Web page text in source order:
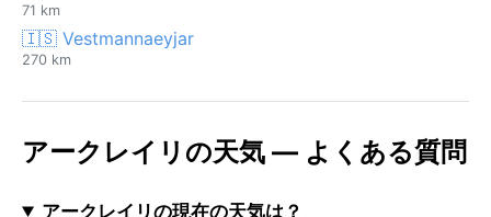
71 km
🇮🇸 Vestmannaeyjar
270 km
アークレイリの天気 — よくある質問
アークレイリの現在の天気は？